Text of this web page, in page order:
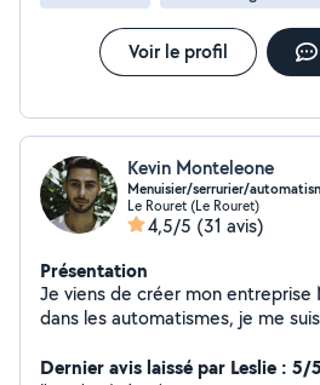
Voir le profil
Kevin Monteleone
Menuisier/serrurier/
Le Rouret (Le Rouret)
4,5/5 (31 avis)
Présentation
Je viens de créer mon
dans les automatismes, je me
serrurerie qui sont aujourd'hui
Dernier avis laissé par Leslie : 5/5